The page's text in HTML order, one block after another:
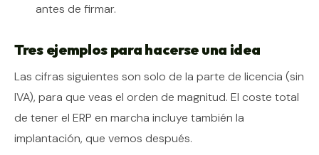
antes de firmar.
Tres ejemplos para hacerse una idea
Las cifras siguientes son solo de la parte de licencia (sin
IVA), para que veas el orden de magnitud. El coste total
de tener el ERP en marcha incluye también la
implantación, que vemos después.